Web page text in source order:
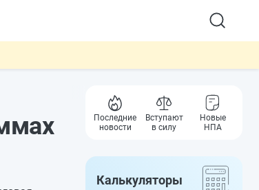
Последние
новости
Вступают
в силу
Новые
НПА
Калькуляторы